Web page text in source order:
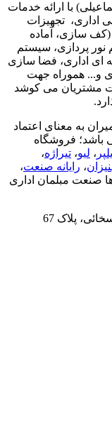
با ارائه خدمات
اداری‌، تجهیزات
(کف سازی، آماده
پردازی، سیستم
ای اداری، فضا سازی
و... هموراه جهت
مشتریان می کوشد
به معنای اعتماد
باشد؛ فروشگاه
، لیو، تیراژه،
، رایانه صنعت،
صنعت مبلمان اداری
پلاک 67